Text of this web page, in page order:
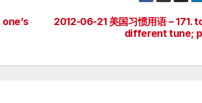
2012-06-21 美国习惯用语 – 171.
different tune;